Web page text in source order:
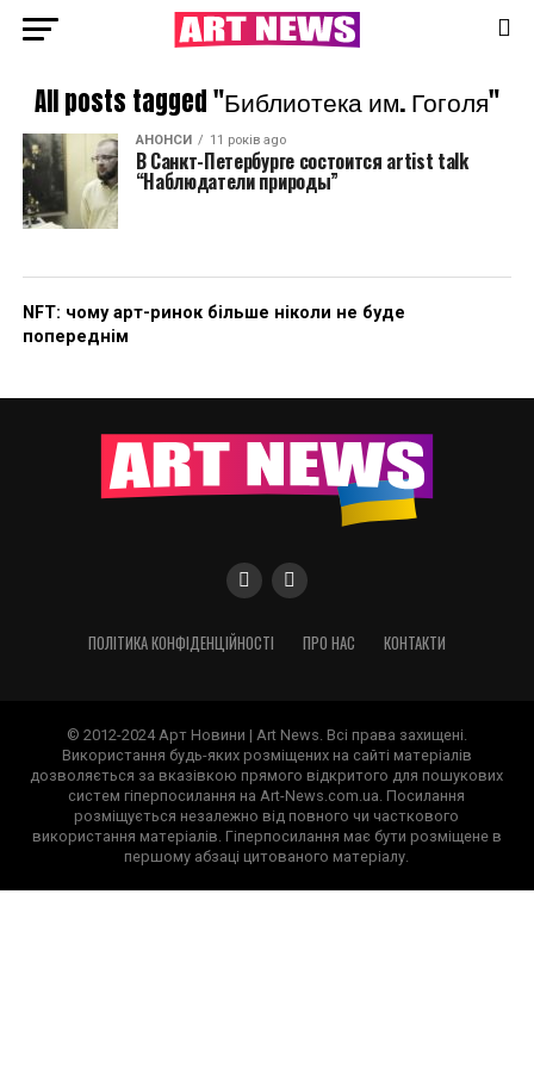
All posts tagged "Библиотека им. Гоголя"
АНОНСИ 11 років ago
В Санкт-Петербурге состоится artist talk
“Наблюдатели природы”
NFT: чому арт-ринок більше ніколи не буде
попереднім
ПОЛІТИКА КОНФІДЕНЦІЙНОСТІ ПРО НАС КОНТАКТИ
© 2012-2024 Арт Новини | Art News. Всі права захищені.
Використання будь-яких розміщених на сайті матеріалів
дозволяється за вказівкою прямого відкритого для пошукових
систем гіперпосилання на Art-News.com.ua. Посилання
розміщується незалежно від повного чи часткового
використання матеріалів. Гіперпосилання має бути розміщене в
першому абзаці цитованого матеріалу.